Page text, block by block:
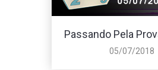
Passando Pela
05/07/2018